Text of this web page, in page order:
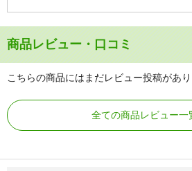
商品レビュー・口コミ
こちらの商品にはまだレビュー投稿があり
全ての商品レビュー一